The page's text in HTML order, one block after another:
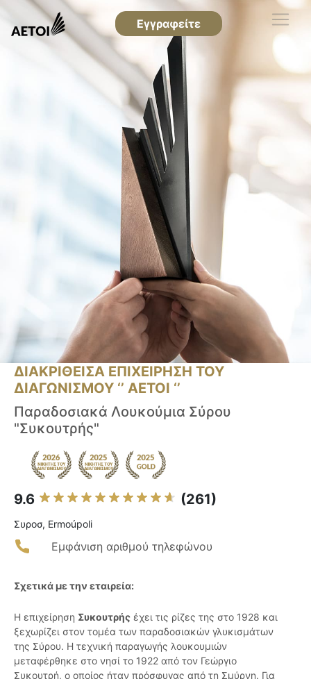
Εγγραφείτε
ΔΙΑΚΡΙΘΕΙΣΑ ΕΠΙΧΕΙΡΗΣΗ ΤΟΥ
ΔΙΑΓΩΝΙΣΜΟΥ ‘’ ΑΕΤΟΙ ‘’
Παραδοσιακά Λουκούμια Σύρου
"Συκουτρής"
9.6 (261)
Συροσ, Ermoúpoli
Εμφάνιση αριθμού τηλεφώνου
Σχετικά με την εταιρεία:
Η επιχείρηση Συκουτρής έχει τις ρίζες της στο 1928 και
ξεχωρίζει στον τομέα των παραδοσιακών γλυκισμάτων
της Σύρου. Η τεχνική παραγωγής λουκουμιών
μεταφέρθηκε στο νησί το 1922 από τον Γεώργιο
Συκουτρή, ο οποίος ήταν πρόσφυγας από τη Σμύρνη. Για